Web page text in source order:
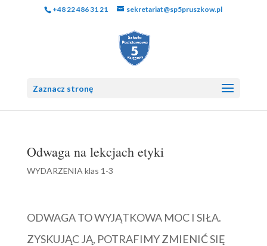
+48 22 486 31 21 sekretariat@sp5pruszkow.pl
Zaznacz stronę
Odwaga na lekcjach etyki
WYDARZENIA klas 1-3
ODWAGA TO WYJĄTKOWA MOC I SIŁA.
ZYSKUJĄC JĄ, POTRAFIMY ZMIENIĆ SIĘ